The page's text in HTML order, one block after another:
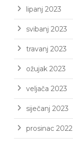
lipanj 2023
svibanj 2023
travanj 2023
ožujak 2023
veljača 2023
siječanj 2023
prosinac 2022